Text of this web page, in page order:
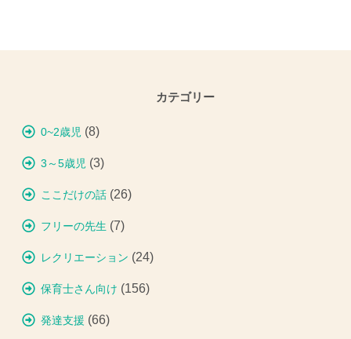
カテゴリー
0~2歳児 (8)
3～5歳児 (3)
ここだけの話 (26)
フリーの先生 (7)
レクリエーション (24)
保育士さん向け (156)
発達支援 (66)